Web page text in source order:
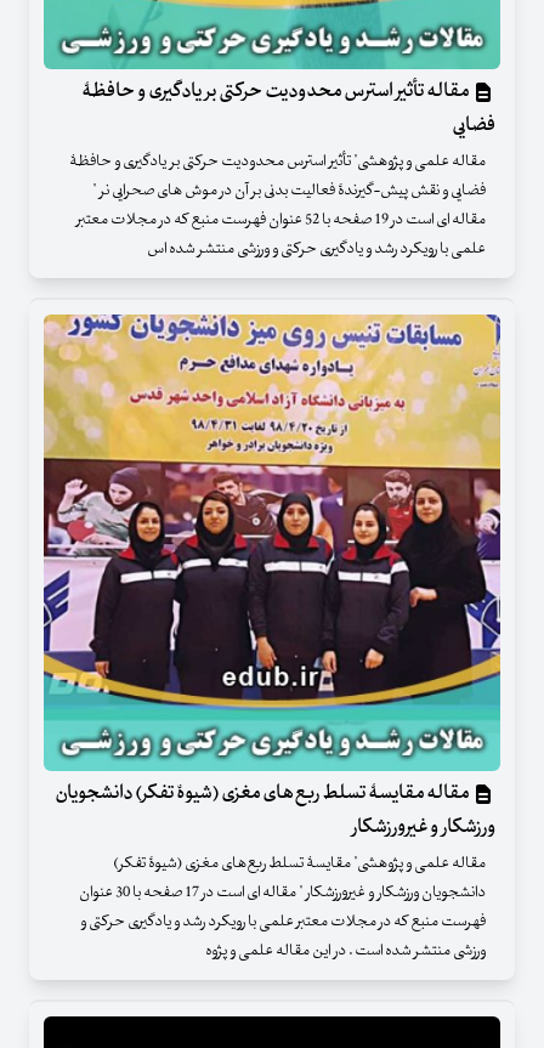
مقاله تأثیر استرس محدودیت حرکتی بر یادگیری و حافظۀ
فضایی
مقاله علمی و پژوهشی" تأثیر استرس محدودیت حرکتی بر یادگیری و حافظۀ
فضایی و نقش پیش-گیرندۀ فعالیت بدنی بر آن در موش های صحرایی نر "
مقاله ای است در 19 صفحه با 52 عنوان فهرست منبع که در مجلات معتبر
علمی با رویکرد رشد و یادگیری حرکتی و ورزشی منتشر شده اس
مقاله مقایسۀ تسلط ربع‌های مغزی (شیوۀ تفکر) دانشجویان
ورزشکار و غیرورزشکار
مقاله علمی و پژوهشی" مقایسۀ تسلط ربع‌های مغزی (شیوۀ تفکر)
دانشجویان ورزشکار و غیرورزشکار " مقاله ای است در 17 صفحه با 30 عنوان
فهرست منبع که در مجلات معتبر علمی با رویکرد رشد و یادگیری حرکتی و
ورزشی منتشر شده است . در این مقاله علمی و پژوه